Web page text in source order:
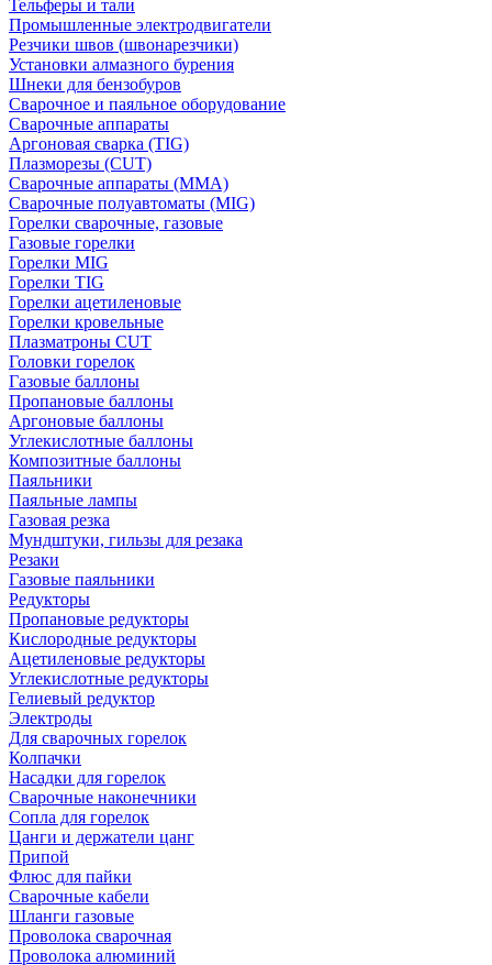
Тельферы и тали
Промышленные электродвигатели
Резчики швов (швонарезчики)
Установки алмазного бурения
Шнеки для бензобуров
Сварочное и паяльное оборудование
Сварочные аппараты
Аргоновая сварка (TIG)
Плазморезы (CUT)
Сварочные аппараты (MMA)
Сварочные полуавтоматы (MIG)
Горелки сварочные, газовые
Газовые горелки
Горелки MIG
Горелки TIG
Горелки ацетиленовые
Горелки кровельные
Плазматроны CUT
Головки горелок
Газовые баллоны
Пропановые баллоны
Аргоновые баллоны
Углекислотные баллоны
Композитные баллоны
Паяльники
Паяльные лампы
Газовая резка
Мундштуки, гильзы для резака
Резаки
Газовые паяльники
Редукторы
Пропановые редукторы
Кислородные редукторы
Ацетиленовые редукторы
Углекислотные редукторы
Гелиевый редуктор
Электроды
Для сварочных горелок
Колпачки
Насадки для горелок
Сварочные наконечники
Сопла для горелок
Цанги и держатели цанг
Припой
Флюс для пайки
Сварочные кабели
Шланги газовые
Проволока сварочная
Проволока алюминий